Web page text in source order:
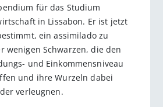
für das Studium
in Lissabon. Er ist jetzt
ein assimilado zu
wenigen Schwarzen, die den
und Einkommensniveau
und ihre Wurzeln dabei
verleugnen.